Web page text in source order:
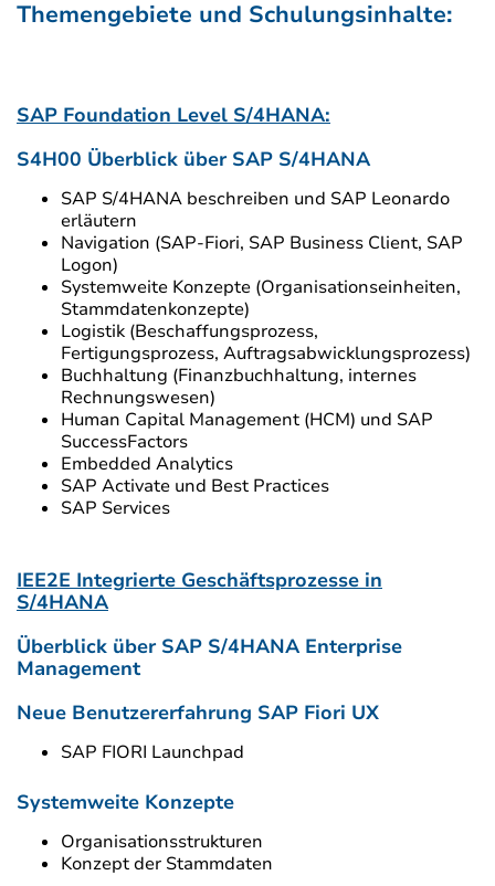
Themengebiete und Schulungsinhalte:
SAP Foundation Level S/4HANA:
S4H00 Überblick über SAP S/4HANA
SAP S/4HANA beschreiben und SAP Leonardo
erläutern
Navigation (SAP-Fiori, SAP Business Client, SAP
Logon)
Systemweite Konzepte (Organisationseinheiten,
Stammdatenkonzepte)
Logistik (Beschaffungsprozess,
Fertigungsprozess, Auftragsabwicklungsprozess)
Buchhaltung (Finanzbuchhaltung, internes
Rechnungswesen)
Human Capital Management (HCM) und SAP
SuccessFactors
Embedded Analytics
SAP Activate und Best Practices
SAP Services
IEE2E Integrierte Geschäftsprozesse in
S/4HANA
Überblick über SAP S/4HANA Enterprise
Management
Neue Benutzererfahrung SAP Fiori UX
SAP FIORI Launchpad
Systemweite Konzepte
Organisationsstrukturen
Konzept der Stammdaten